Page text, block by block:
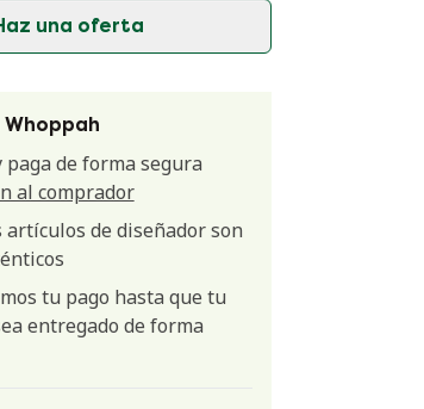
una oferta
Whoppah
paga de forma segura
al comprador
artículos de diseñador son
tu pago hasta que tu
entregado de forma